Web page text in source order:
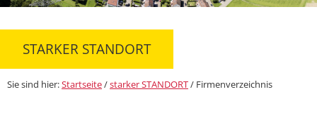
STARKER STANDORT
Sie sind hier:Startseite/starker STANDORT/ Firmenverzeichnis